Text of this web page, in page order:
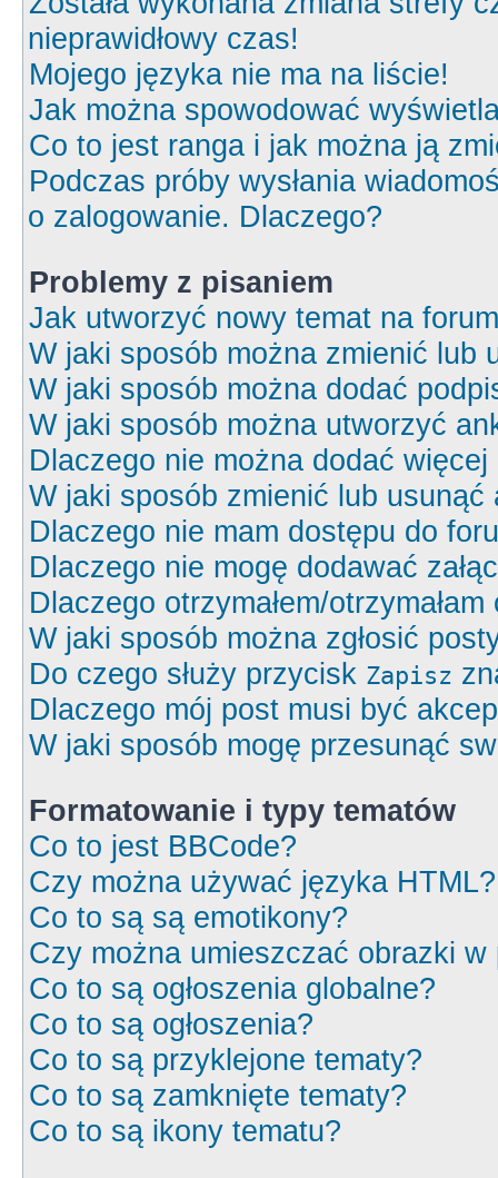
nieprawidłowy czas!
Mojego języka nie ma na liście!
Jak można spowodować
Co to jest ranga i jak można ją
Podczas próby wysłania
o zalogowanie. Dlaczego?
Problemy z pisaniem
Jak utworzyć nowy temat na
W jaki sposób można zmienić lub
W jaki sposób można dodać
W jaki sposób można utworzyć
Dlaczego nie można dodać
W jaki sposób zmienić lub usunąć
Dlaczego nie mam dostępu do
Dlaczego nie mogę dodawać
Dlaczego otrzymałem/
W jaki sposób można zgłosić
Do czego służy przycisk Zapisz
Dlaczego mój post musi być
W jaki sposób mogę przesunąć
Formatowanie i typy tematów
Co to jest BBCode?
Czy można używać języka HTML?
Co to są są emotikony?
Czy można umieszczać obrazki w
Co to są ogłoszenia globalne?
Co to są ogłoszenia?
Co to są przyklejone tematy?
Co to są zamknięte tematy?
Co to są ikony tematu?